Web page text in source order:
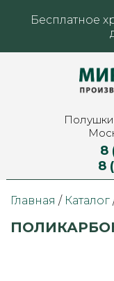
Бесплатное
8
8
Главная / Каталог